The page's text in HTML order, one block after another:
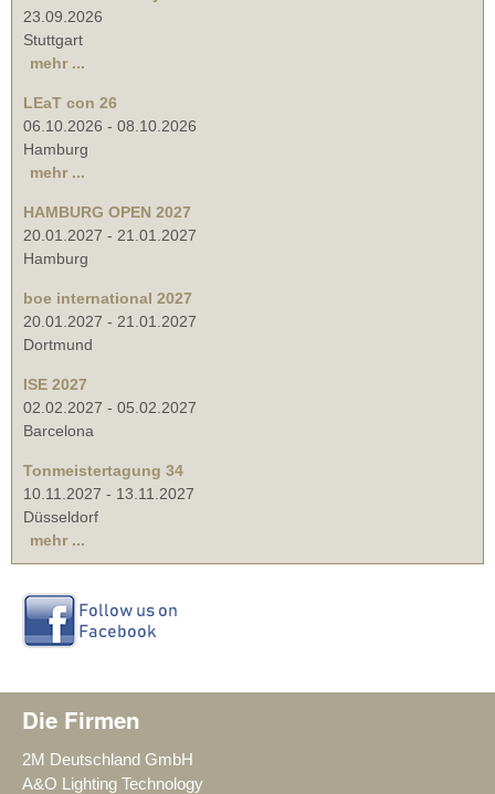
23.09.2026
Stuttgart
mehr ...
LEaT con 26
06.10.2026 - 08.10.2026
Hamburg
mehr ...
HAMBURG OPEN 2027
20.01.2027 - 21.01.2027
Hamburg
boe international 2027
20.01.2027 - 21.01.2027
Dortmund
ISE 2027
02.02.2027 - 05.02.2027
Barcelona
Tonmeistertagung 34
10.11.2027 - 13.11.2027
Düsseldorf
mehr ...
Die Firmen
2M Deutschland GmbH
A&O Lighting Technology